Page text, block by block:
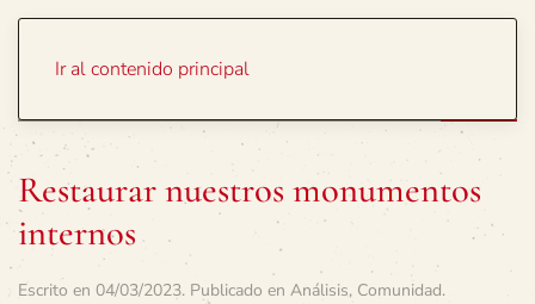
Ir al contenido principal
Restaurar nuestros monumentos
internos
Escrito en 04/03/2023. Publicado en Análisis, Comunidad.